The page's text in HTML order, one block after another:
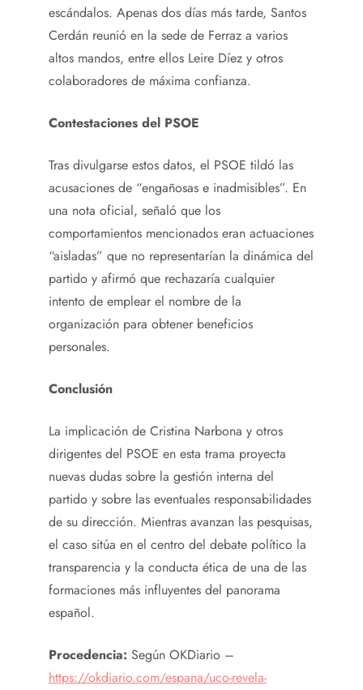
escándalos. Apenas dos días más tarde, Santos
Cerdán reunió en la sede de Ferraz a varios
altos mandos, entre ellos Leire Díez y otros
colaboradores de máxima confianza.
Contestaciones del PSOE
Tras divulgarse estos datos, el PSOE tildó las
acusaciones de “engañosas e inadmisibles”. En
una nota oficial, señaló que los
comportamientos mencionados eran actuaciones
“aisladas” que no representarían la dinámica del
partido y afirmó que rechazaría cualquier
intento de emplear el nombre de la
organización para obtener beneficios
personales.
Conclusión
La implicación de Cristina Narbona y otros
dirigentes del PSOE en esta trama proyecta
nuevas dudas sobre la gestión interna del
partido y sobre las eventuales responsabilidades
de su dirección. Mientras avanzan las pesquisas,
el caso sitúa en el centro del debate político la
transparencia y la conducta ética de una de las
formaciones más influyentes del panorama
español.
Procedencia: Según OKDiario –
https://okdiario.com/espana/uco-revela-